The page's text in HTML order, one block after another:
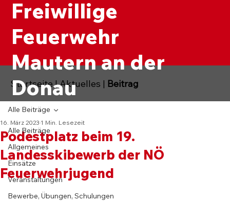
Freiwillige
Feuerwehr
Mautern an der
Donau
Alle Beiträge
Allgemeines
Einsätze
Veranstaltungen
Bewerbe, Übungen, Schulungen
Alle Beiträge
Podestplatz beim 19.
Landesskibewerb der NÖ
Feuerwehrjugend
16. März 2023 1 Min. Lesezeit
Startseite|Aktuelles | Beitrag